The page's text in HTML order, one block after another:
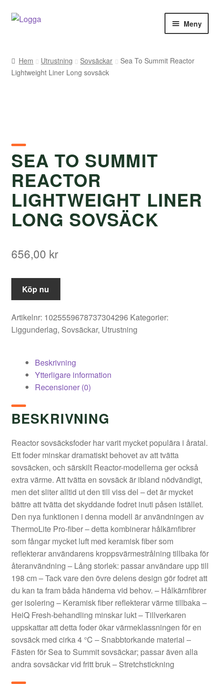
Hoppa
Hoppa
Meny
Kontakt
Varumärken
Väljare
Hem Utrustning Sovsäckar
Sea To Summit Reactor
Lightweight Liner Long sovsäck
SEA TO SUMMIT
REACTOR
LIGHTWEIGHT LINER
LONG SOVSÄCK
656,00 kr
Köp nu
Artikelnr: 1025559678737304296 Kategorier:
Liggunderlag, Sovsäckar, Utrustning
Beskrivning
Ytterligare information
Recensioner (0)
BESKRIVNING
Reactor sovsäcksfoder har varit mycket populära i åratal.
Ett foder minskar dramatiskt behovet av att tvätta
sovsäcken, och särskilt Reactor-modellerna ger också
extra värme. Att tvätta en sovsäck är ibland nödvändigt,
men det sliter alltid ut den till viss del – det är mycket
bättre att tvätta det skyddande fodret inuti påsen istället.
Den nya funktionen i denna modell är användningen av
ThermoLite Pro-fiber – detta kombinerar hålkärnfibrer
som fångar mycket luft med keramisk fiber som
reflekterar användarens kroppsvärmestrålning tillbaka för
återanvändning – Lång storlek: passar användare upp till
198 cm – Tack vare den övre delens design gör fodret att
du kan ta fram båda händerna vid behov. – Hålkärnfibrer
ger isolering – Keramisk fiber reflekterar värme tillbaka –
HeiQ Fresh-behandling minskar lukt – Tillverkaren
uppskattar att detta foder ökar värmeklassningen för en
sovsäck med cirka 4 °C – Snabbtorkande material –
Fästen för Sea to Summit sovsäckar; passar även alla
andra sovsäckar vid fritt bruk – Stretchstickning